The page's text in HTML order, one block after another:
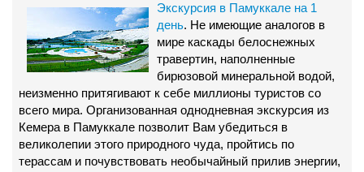
Экскурсия в Памуккале на 1
день. Не имеющие аналогов в
мире каскады белоснежных
травертин, наполненные
бирюзовой минеральной водой,
неизменно притягивают к себе миллионы туристов со
всего мира. Организованная однодневная экскурсия из
Кемера в Памуккале позволит Вам убедиться в
великолепии этого природного чуда, пройтись по
терассам и почувствовать необычайный прилив энергии,